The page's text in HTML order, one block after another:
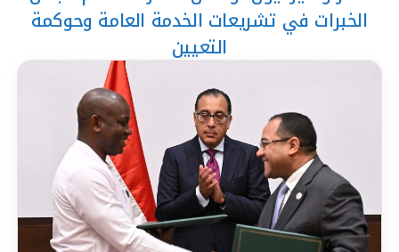
الخبرات في تشريعات الخدمة العامة وحوكمة
التعيين